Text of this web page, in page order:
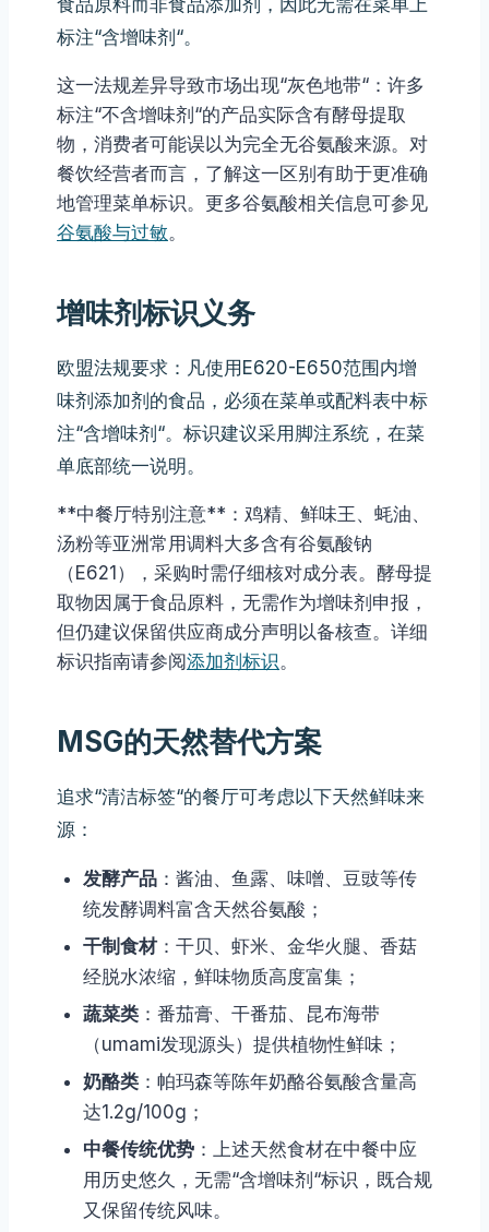
食品原料而非食品添加剂，因此无需在菜单上
标注“含增味剂“。
这一法规差异导致市场出现“灰色地带“：许多
标注“不含增味剂“的产品实际含有酵母提取
物，消费者可能误以为完全无谷氨酸来源。对
餐饮经营者而言，了解这一区别有助于更准确
地管理菜单标识。更多谷氨酸相关信息可参见
谷氨酸与过敏。
增味剂标识义务
欧盟法规要求：凡使用E620-E650范围内增
味剂添加剂的食品，必须在菜单或配料表中标
注“含增味剂“。标识建议采用脚注系统，在菜
单底部统一说明。
**中餐厅特别注意**：鸡精、鲜味王、蚝油、
汤粉等亚洲常用调料大多含有谷氨酸钠
（E621），采购时需仔细核对成分表。酵母提
取物因属于食品原料，无需作为增味剂申报，
但仍建议保留供应商成分声明以备核查。详细
标识指南请参阅添加剂标识。
MSG的天然替代方案
追求“清洁标签“的餐厅可考虑以下天然鲜味来
源：
发酵产品 ：酱油、鱼露、味噌、豆豉等传
统发酵调料富含天然谷氨酸；
干制食材：干贝、虾米、金华火腿、香菇
经脱水浓缩，鲜味物质高度富集；
蔬菜类 ：番茄膏、干番茄、昆布海带
（umami发现源头）提供植物性鲜味；
奶酪类 ：帕玛森等陈年奶酪谷氨酸含量高
达1.2g/100g；
中餐传统优势 ：上述天然食材在中餐中应
用历史悠久，无需“含增味剂“标识，既合规
又保留传统风味。